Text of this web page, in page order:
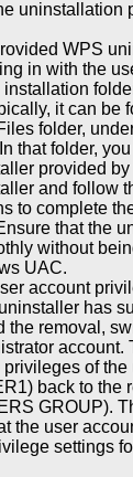
uninstallation
WPS
in with the
installation
it can be
folder,
that folder,
provided
and follow
to complete
that the
without
UAC.
account
has
the removal,
account.
privileges of the
back to the
GROUP).
the user
settings